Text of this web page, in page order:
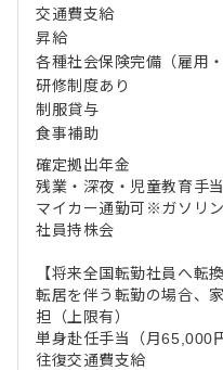
交通費支給
昇給
各種社会保険完備（雇用
研修制度あり
制服貸与
食事補助
確定拠出年金
残業・深夜・児童教育手当
マイカー通勤可※ガソリ
社員持株会
【将来全国転勤社員へ転
転居を伴う転勤の場合、
担（上限有）
単身赴任手当（月65,000
往復交通費支給